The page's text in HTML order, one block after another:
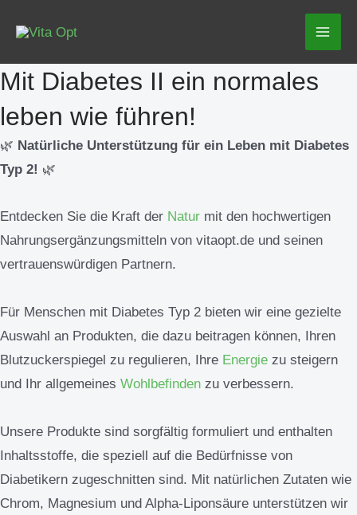
Inhalt
Mit Diabetes II ein normales
leben wie führen!
🌿 Natürliche Unterstützung für ein Leben mit Diabetes
Typ 2! 🌿
Entdecken Sie die Kraft der Natur mit den hochwertigen
Nahrungsergänzungsmitteln von vitaopt.de und seinen
vertrauenswürdigen Partnern.
Für Menschen mit Diabetes Typ 2 bieten wir eine gezielte
Auswahl an Produkten, die dazu beitragen können, Ihren
Blutzuckerspiegel zu regulieren, Ihre Energie zu steigern
und Ihr allgemeines Wohlbefinden zu verbessern.
Unsere Produkte sind sorgfältig formuliert und enthalten
Inhaltsstoffe, die speziell auf die Bedürfnisse von
Diabetikern zugeschnitten sind. Mit natürlichen Zutaten wie
Chrom, Magnesium und Alpha-Liponsäure unterstützen wir